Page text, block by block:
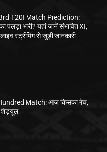
T20I Match Prediction:
पलड़ा भारी? यहां जानें संभावित XI,
लाइव स्ट्रीमिंग से जुड़ी जानकारी
Match: आज किसका मैच,
शेड्यूल